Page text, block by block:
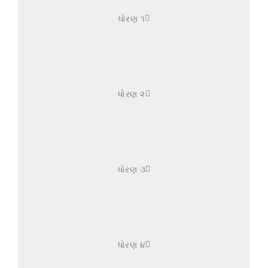
ધોરણ ૧
ધોરણ ૨
ધોરણ ૩
ધોરણ ૪